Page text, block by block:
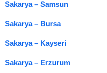
Sakarya – Samsun
Sakarya – Bursa
Sakarya – Kayseri
Sakarya – Erzurum